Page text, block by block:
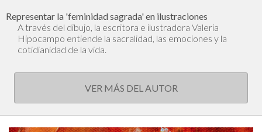
Representar la 'feminidad sagrada' en ilustraciones
A través del dibujo, la escritora e ilustradora Valeria
Hipocampo entiende la sacralidad, las emociones y la
cotidianidad de la vida.
VER MÁS DEL AUTOR